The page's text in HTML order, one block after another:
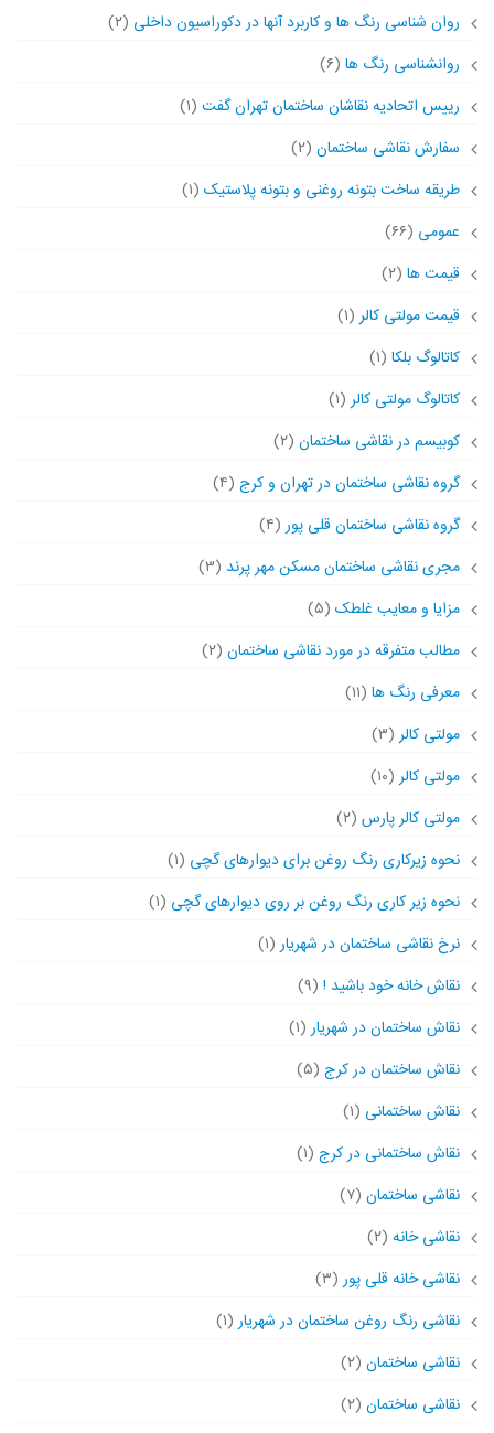
روان شناسی رنگ ها و کاربرد آنها در دکوراسیون داخلی (۲)
روانشناسی رنگ ها (۶)
رییس اتحادیه نقاشان ساختمان تهران گفت (۱)
سفارش نقاشی ساختمان (۲)
طریقه ساخت بتونه روغنی و بتونه پلاستیک (۱)
عمومی (۶۶)
قیمت ها (۲)
قیمت مولتی کالر(۱)
کاتالوگ بلکا (۱)
کاتالوگ مولتی کالر(۱)
کوبیسم در نقاشی ساختمان (۲)
گروه نقاشی ساختمان در تهران و کرج (۴)
گروه نقاشی ساختمان قلی پور(۴)
مجری نقاشی ساختمان مسکن مهر پرند (۳)
مزایا و معایب غلطک (۵)
مطالب متفرقه در مورد نقاشی ساختمان (۲)
معرفی رنگ ها (۱۱)
مولتی کالر(۳)
مولتی کالر(۱۰)
مولتی کالر پارس (۲)
نحوه زیرکاری رنگ روغن برای دیوارهای گچی (۱)
نحوه زیر کاری رنگ روغن بر روی دیوارهای گچی (۱)
نرخ نقاشی ساختمان در شهریار(۱)
نقاش خانه خود باشید ! (۹)
نقاش ساختمان در شهریار(۱)
نقاش ساختمان در کرج (۵)
نقاش ساختمانی (۱)
نقاش ساختمانی در کرج (۱)
نقاشی ساختمان (۷)
نقاشی خانه (۲)
نقاشی خانه قلی پور(۳)
نقاشی رنگ روغن ساختمان در شهریار(۱)
نقاشی ساختمان (۲)
نقاشی ساختمان (۲)